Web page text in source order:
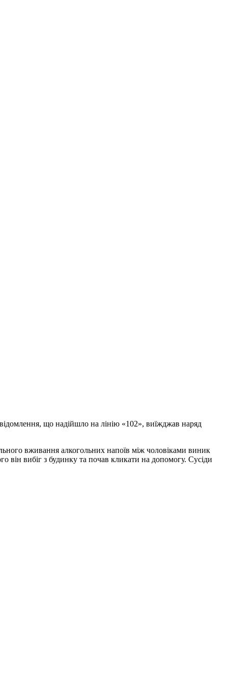
що надійшло на лінію «102», виїжджав наряд
вживання алкогольних напоїв між чоловіками виник
він вибіг з будинку та почав кликати на допомогу. Сусіди